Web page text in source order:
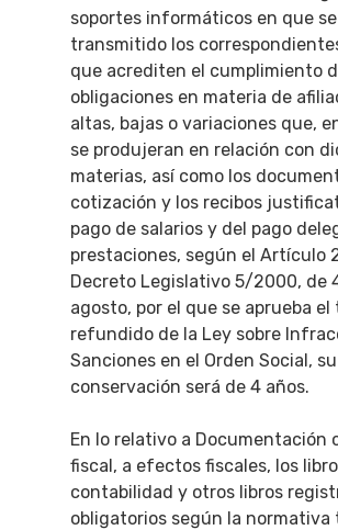
soportes informáticos en que
transmitido los
que acrediten el cumplimiento
obligaciones en materia de
altas, bajas o variaciones que,
se produjeran en relación con
materias, así como los
cotización y los recibos
pago de salarios y del pago
prestaciones, según el Artículo
Decreto Legislativo 5/2000, de
agosto, por el que se aprueba
refundido de la Ley sobre
Sanciones en el Orden Social, su
conservación será de 4 años.
En lo relativo a Documentación
fiscal, a efectos fiscales, los
contabilidad y otros libros
obligatorios según la normativa